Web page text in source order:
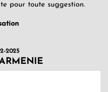
pour toute suggestion.
2025